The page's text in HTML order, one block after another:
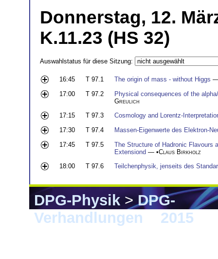
Donnerstag, 12.
K.11.23 (HS 32)
Auswahlstatus für diese Sitzung:
16:45 T 97.1 The origin of mass - without Higgs
17:00
T 97.2
Physical consequences of the
Greulich
17:15
T 97.3
Cosmology and Lorentz-
17:30
T 97.4
Massen-Eigenwerte des Elektron-
17:45
T 97.5
The Structure of Hadronic Flavours
Extensiond — •Claus Birkholz
18:00
T 97.6 Teilchenphysik, jenseits des
DPG-Physik>DPG-
Verhandlungen
2015